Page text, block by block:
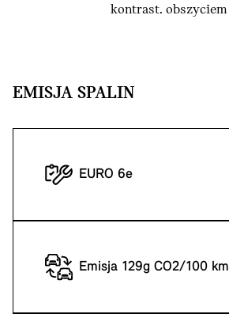
kontrast. obszyciem
EMISJA SPALIN
EURO 6e
Emisja 129g CO2/100 km